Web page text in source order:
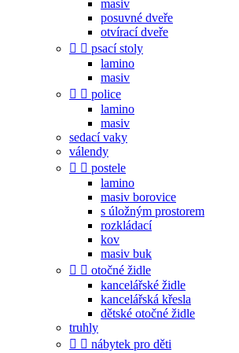
masiv
posuvné dveře
otvírací dveře
  psací stoly
lamino
masiv
  police
lamino
masiv
sedací vaky
válendy
  postele
lamino
masiv borovice
s úložným prostorem
rozkládací
kov
masiv buk
  otočné židle
kancelářské židle
kancelářská křesla
dětské otočné židle
truhly
  nábytek pro děti